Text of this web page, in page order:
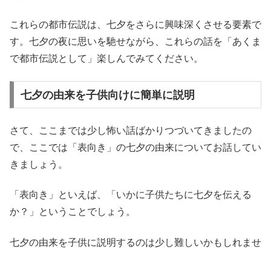
これらの都市伝説は、七夕をさらに興味深くさせる要素で
す。七夕の夜に思いを馳せながら、これらの話を「あくま
で都市伝説として」楽しんでみてください。
七夕の由来を子供向けに簡単に説明
さて、ここまでは少し怖い話ばかりつづいてきましたの
で、ここでは「表向き」の七夕の由来についてお話してい
きましょう。
「表向き」といえば、「いかに子供たちに七夕を伝える
か？」ということでしょう。
七夕の由来を子供に説明するのは少し難しいかもしれませ